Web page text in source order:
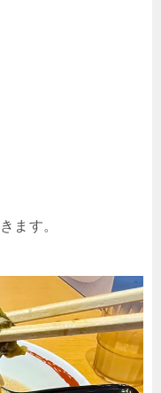
ます。